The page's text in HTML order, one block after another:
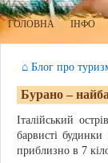
ГОЛОВНА ІНФО
⌂ Блог про
Бурано –
Італійський
барвисті
приблизно в 7